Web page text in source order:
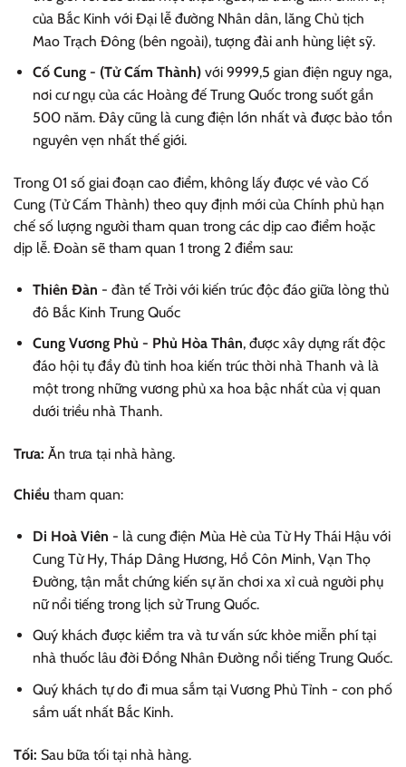
của Bắc Kinh với Đại lễ đường Nhân dân, lăng Chủ tịch
Mao Trạch Đông (bên ngoài), tượng đài anh hùng liệt sỹ.
Cố Cung - (Tử Cấm Thành)với 9999,5 gian điện nguy nga,
nơi cư ngụ của các Hoàng đế Trung Quốc trong suốt gần
500 năm. Đây cũng là cung điện lớn nhất và được bảo tồn
nguyên vẹn nhất thế giới.
Trong 01 số giai đoạn cao điểm, không lấy được vé vào Cố
Cung (Tử Cấm Thành) theo quy định mới của Chính phủ hạn
chế số lượng người tham quan trong các dịp cao điểm hoặc
dịp lễ. Đoàn sẽ tham quan 1 trong 2 điểm sau:
Thiên Đàn - đàn tế Trời với kiến trúc độc đáo giữa lòng thủ
đô Bắc Kinh Trung Quốc
Cung Vương Phủ - Phủ Hòa Thân, được xây dựng rất độc
đáo hội tụ đầy đủ tinh hoa kiến trúc thời nhà Thanh và là
một trong những vương phủ xa hoa bậc nhất của vị quan
dưới triều nhà Thanh.
Trưa: Ăn trưa tại nhà hàng.
Chiều tham quan:
Di Hoà Viên - là cung điện Mùa Hè của Từ Hy Thái Hậu với
Cung Từ Hy, Tháp Dâng Hương, Hồ Côn Minh, Vạn Thọ
Đường, tận mắt chứng kiến sự ăn chơi xa xỉ cuả người phụ
nữ nổi tiếng trong lịch sử Trung Quốc.
Quý khách được kiểm tra và tư vấn sức khỏe miễn phí tại
nhà thuốc lâu đời Đồng Nhân Đường nổi tiếng Trung Quốc.
Quý khách tự do đi mua sắm tại Vương Phủ Tỉnh - con phố
sầm uất nhất Bắc Kinh.
Tối: Sau bữa tối tại nhà hàng.